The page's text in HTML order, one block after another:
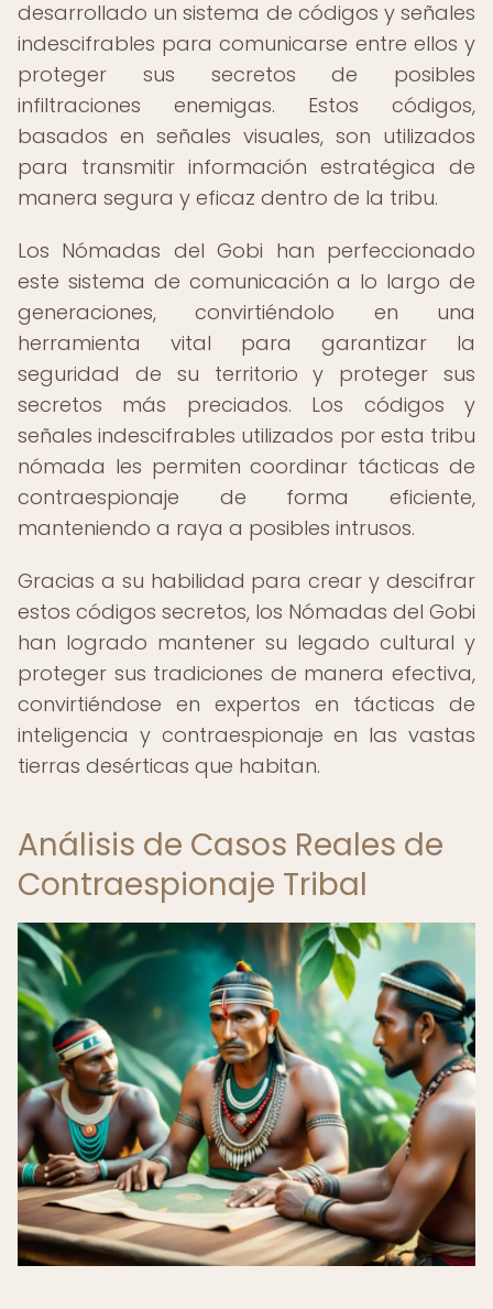
desarrollado un sistema de códigos y señales
indescifrables para comunicarse entre ellos y
proteger sus secretos de posibles
infiltraciones enemigas. Estos códigos,
basados en señales visuales, son utilizados
para transmitir información estratégica de
manera segura y eficaz dentro de la tribu.
Los Nómadas del Gobi han perfeccionado
este sistema de comunicación a lo largo de
generaciones, convirtiéndolo en una
herramienta vital para garantizar la
seguridad de su territorio y proteger sus
secretos más preciados. Los códigos y
señales indescifrables utilizados por esta tribu
nómada les permiten coordinar tácticas de
contraespionaje de forma eficiente,
manteniendo a raya a posibles intrusos.
Gracias a su habilidad para crear y descifrar
estos códigos secretos, los Nómadas del Gobi
han logrado mantener su legado cultural y
proteger sus tradiciones de manera efectiva,
convirtiéndose en expertos en tácticas de
inteligencia y contraespionaje en las vastas
tierras desérticas que habitan.
Análisis de Casos Reales de
Contraespionaje Tribal